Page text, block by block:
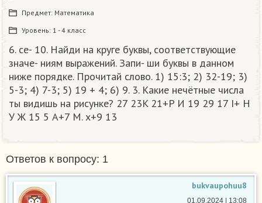
Предмет: Математика
Уровень: 1 - 4 класс
6. се- 10. Найди на круге буквы, соответствующие
значе- ниям выражений. Запи- ши буквы в данном
ниже порядке. Прочитай слово. 1) 15:3; 2) 32-19; 3)
5-3; 4) 7-3; 5) 19 + 4; 6) 9. 3. Какие нечётные числа
ты видишь на рисунке? 27 23K 21+P И 19 29 17 I+ Н
У Ж 15 5 A+7 M. х+9 13​
Ответов к вопросу: 1
bukvaupohuu8
01.09.2024 | 13:08